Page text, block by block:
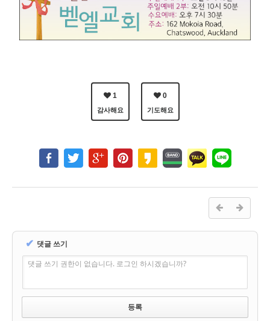
1
감사해요
0
기도해요
✔ 댓글 쓰기
댓글 쓰기 권한이 없습니다. 로그인 하시겠습니까?